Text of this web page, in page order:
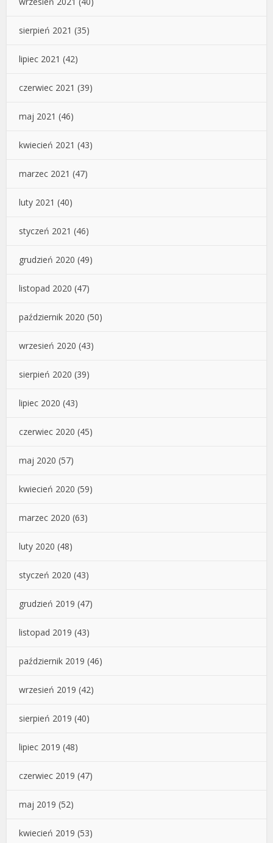
sierpień 2021 (35)
lipiec 2021 (42)
czerwiec 2021 (39)
maj 2021 (46)
kwiecień 2021 (43)
marzec 2021 (47)
luty 2021 (40)
styczeń 2021 (46)
grudzień 2020 (49)
listopad 2020 (47)
październik 2020 (50)
wrzesień 2020 (43)
sierpień 2020 (39)
lipiec 2020 (43)
czerwiec 2020 (45)
maj 2020 (57)
kwiecień 2020 (59)
marzec 2020 (63)
luty 2020 (48)
styczeń 2020 (43)
grudzień 2019 (47)
listopad 2019 (43)
październik 2019 (46)
wrzesień 2019 (42)
sierpień 2019 (40)
lipiec 2019 (48)
czerwiec 2019 (47)
maj 2019 (52)
kwiecień 2019 (53)